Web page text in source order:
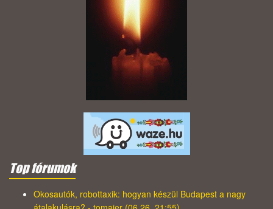
Top fórumok
Okosautók, robottaxik: hogyan készül Budapest a nagy